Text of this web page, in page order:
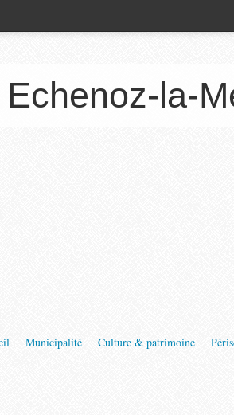
Echenoz-la-
Municipalité Culture & patrimoine